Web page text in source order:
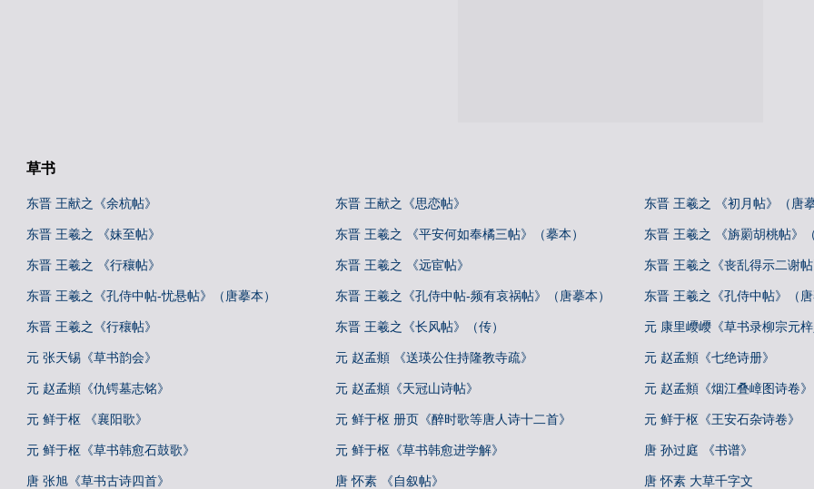
草书
东晋 王献之《余杭帖》 东晋 王献之《思恋帖》 东晋 王羲之 《初月帖》（唐
东晋 王羲之 《妹至帖》 东晋 王羲之 《平安何如奉橘三帖》（摹本） 东晋 王羲之 《旃罽胡桃帖》
东晋 王羲之 《行穰帖》 东晋 王羲之 《远宦帖》 东晋 王羲之《丧乱得示二谢
东晋 王羲之《孔侍中帖-忧悬帖》（唐摹本） 东晋 王羲之《孔侍中帖-频有哀祸帖》（唐摹本） 东晋 王羲之《孔侍中帖》（
东晋 王羲之《行穰帖》 东晋 王羲之《长风帖》（传） 元 康里巎巎《草书录柳宗元
元 张天锡《草书韵会》 元 赵孟頫 《送瑛公住持隆教寺疏》 元 赵孟頫《七绝诗册》
元 赵孟頫《仇锷墓志铭》 元 赵孟頫《天冠山诗帖》 元 赵孟頫《烟江叠嶂图诗卷》
元 鲜于枢 《襄阳歌》 元 鲜于枢 册页《醉时歌等唐人诗十二首》 元 鲜于枢《王安石杂诗卷》
元 鲜于枢《草书韩愈石鼓歌》 元 鲜于枢《草书韩愈进学解》 唐 孙过庭 《书谱》
唐 张旭《草书古诗四首》 唐 怀素 《自叙帖》 唐 怀素 大草千字文